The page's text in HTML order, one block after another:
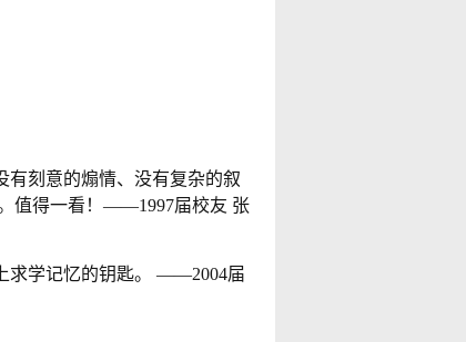
有刻意的煽情、没有复杂的叙
值得一看！——1997届校友 张
求学记忆的钥匙。 ——2004届